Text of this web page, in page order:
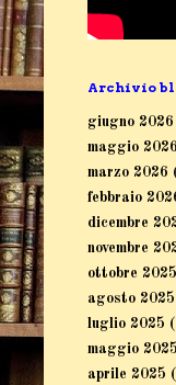
Archivio
giugno 2026
maggio 2026
marzo 2026
febbraio
dicembre
novembre
ottobre 2025
agosto 2025
luglio 2025
maggio 2025
aprile 2025